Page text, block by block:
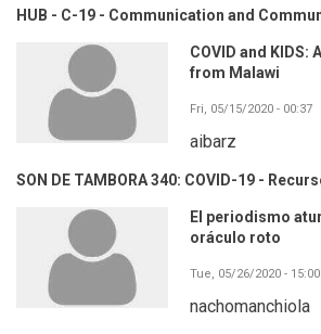
HUB - C-19 - Communication and
COVID and KIDS:
from Malawi
Fri, 05/15/2020 - 00:37
aibarz
SON DE TAMBORA 340: COVID-19 -
El periodismo
oráculo roto
Tue, 05/26/2020 - 15:00
nachomanchiola